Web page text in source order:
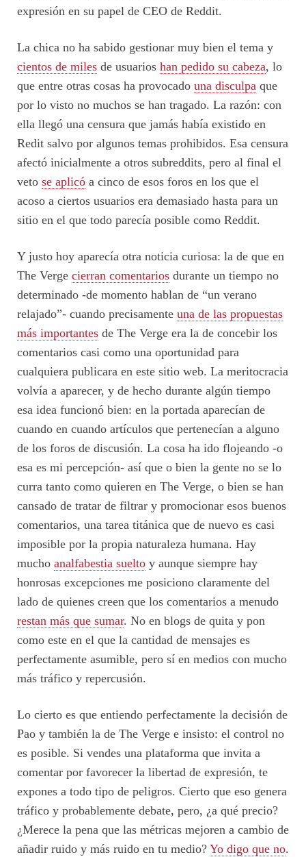
expresión en su papel de CEO de Reddit.
La chica no ha sabido gestionar muy bien el tema y
cientos de miles de usuarios han pedido su cabeza, lo
que entre otras cosas ha provocado una disculpa que
por lo visto no muchos se han tragado. La razón: con
ella llegó una censura que jamás había existido en
Redit salvo por algunos temas prohibidos. Esa censura
afectó inicialmente a otros subreddits, pero al final el
veto se aplicó a cinco de esos foros en los que el
acoso a ciertos usuarios era demasiado hasta para un
sitio en el que todo parecía posible como Reddit.
Y justo hoy aparecía otra noticia curiosa: la de que en
The Verge cierran comentarios durante un tiempo no
determinado -de momento hablan de “un verano
relajado”- cuando precisamente una de las propuestas
más importantes de The Verge era la de concebir los
comentarios casi como una oportunidad para
cualquiera publicara en este sitio web. La meritocracia
volvía a aparecer, y de hecho durante algún tiempo
esa idea funcionó bien: en la portada aparecían de
cuando en cuando artículos que pertenecían a alguno
de los foros de discusión. La cosa ha ido flojeando -o
esa es mi percepción- así que o bien la gente no se lo
curra tanto como quieren en The Verge, o bien se han
cansado de tratar de filtrar y promocionar esos buenos
comentarios, una tarea titánica que de nuevo es casi
imposible por la propia naturaleza humana. Hay
mucho analfabestia suelto y aunque siempre hay
honrosas excepciones me posiciono claramente del
lado de quienes creen que los comentarios a menudo
restan más que sumar. No en blogs de quita y pon
como este en el que la cantidad de mensajes es
perfectamente asumible, pero sí en medios con mucho
más tráfico y repercusión.
Lo cierto es que entiendo perfectamente la decisión de
Pao y también la de The Verge e insisto: el control no
es posible. Si vendes una plataforma que invita a
comentar por favorecer la libertad de expresión, te
expones a todo tipo de peligros. Cierto que eso genera
tráfico y probablemente debate, pero, ¿a qué precio?
¿Merece la pena que las métricas mejoren a cambio de
añadir ruido y más ruido en tu medio? Yo digo que no.